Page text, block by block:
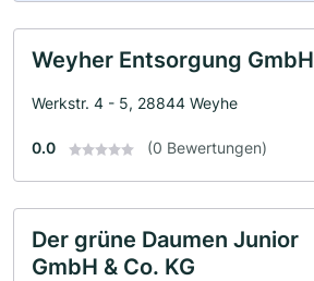
Weyher Entsorgung GmbH
Werkstr. 4 - 5, 28844 Weyhe
0.0 (0 Bewertungen)
Der grüne Daumen Junior
GmbH & Co. KG